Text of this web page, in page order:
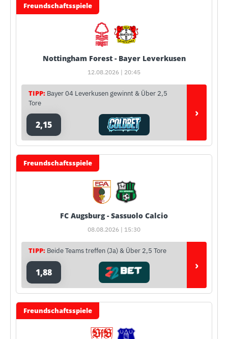
Freundschaftsspiele
Nottingham Forest - Bayer Leverkusen
12.08.2026 | 20:45
TIPP: Bayer 04 Leverkusen gewinnt & Über 2,5
Tore
2,15
›
Freundschaftsspiele
FC Augsburg - Sassuolo Calcio
08.08.2026 | 15:30
TIPP: Beide Teams treffen (Ja) & Über 2,5 Tore
1,88 ›
Freundschaftsspiele